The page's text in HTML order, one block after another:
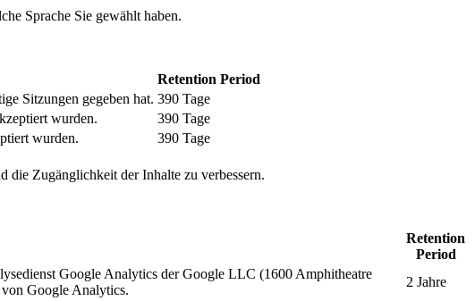
Sprache Sie gewählt haben.
Retention Period
Sitzungen gegeben hat. 390 Tage
wurden.
390 Tage
wurden.
390 Tage
die Zugänglichkeit der Inhalte zu verbessern.
Retention
Period
Google Analytics der Google LLC (1600 Amphitheatre
von Google Analytics.
2 Jahre